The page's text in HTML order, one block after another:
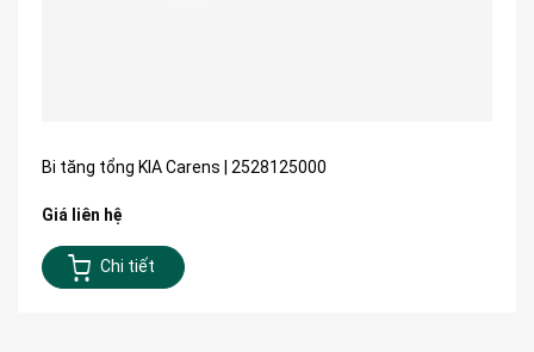
Bi tăng tổng KIA Carens | 2528125000
Giá liên hệ
Chi tiết